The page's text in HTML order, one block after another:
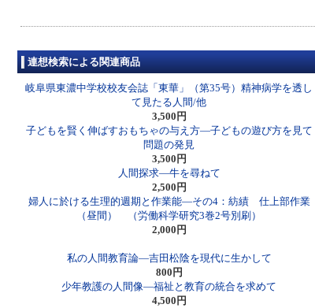
連想検索による関連商品
岐阜県東濃中学校校友会誌「東華」（第35号）精神病学を透し
て見たる人間/他
3,500円
子どもを賢く伸ばすおもちゃの与え方―子どもの遊び方を見て
問題の発見
3,500円
人間探求―牛を尋ねて
2,500円
婦人に於ける生理的週期と作業能―その4：紡績 仕上部作業
（昼間） （労働科学研究3巻2号別刷）
2,000円
私の人間教育論―吉田松陰を現代に生かして
800円
少年教護の人間像―福祉と教育の統合を求めて
4,500円